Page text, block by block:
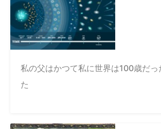
私の父はかつて私に世界は100歳だっ
た